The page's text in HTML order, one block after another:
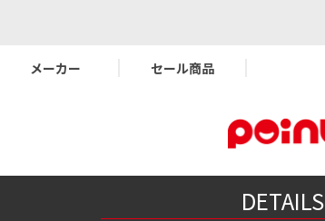
メーカー セール商品
DETAILS